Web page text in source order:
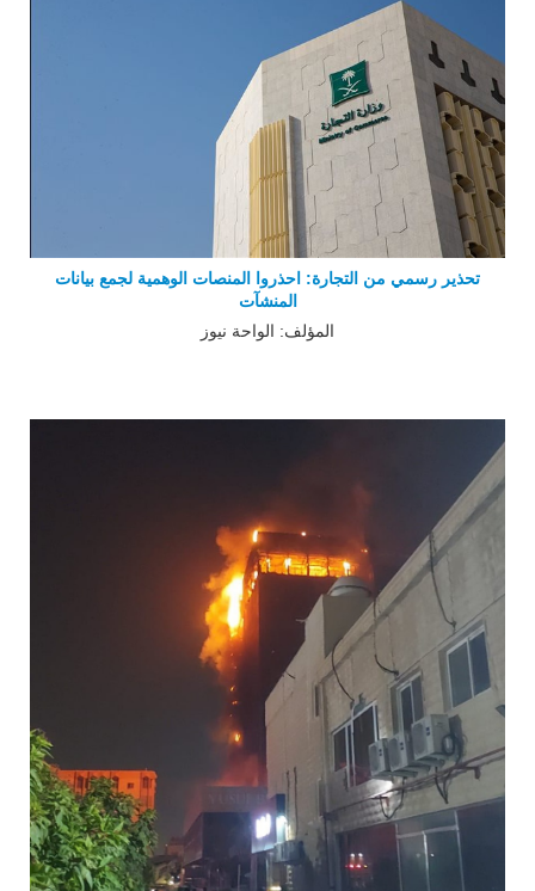
تحذير رسمي من التجارة: احذروا المنصات الوهمية لجمع بيانات
المنشآت
المؤلف: الواحة نيوز